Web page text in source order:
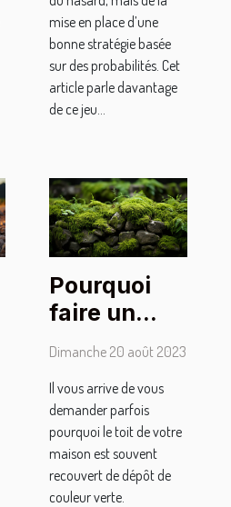
mise en place d’une
bonne stratégie basée
sur des probabilités. Cet
article parle davantage
de ce jeu...
Pourquoi
faire un
traitement
mousse ?
Dimanche 20 août 2023
Il vous arrive de vous
demander parfois
pourquoi le toit de votre
maison est souvent
recouvert de dépôt de
couleur verte.